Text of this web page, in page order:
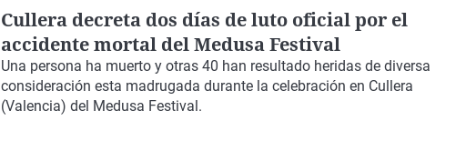
Cullera decreta dos días de luto oficial por el
accidente mortal del Medusa Festival
Una persona ha muerto y otras 40 han resultado heridas de diversa
consideración esta madrugada durante la celebración en Cullera
(Valencia) del Medusa Festival.